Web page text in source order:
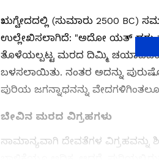
ಋಗ್ವೇದದಲ್ಲಿ (ಸುಮಾರು 2500
ಉಲ್ಲೇಖಿಸಲಾಗಿದೆ: "ಅದೋ ಯತ್ ದರು
ತೊಳೆಯಲ್ಪಟ್ಟ ಮರದ ದಿಮ್ಮಿ ಚಯಾಪಚಯ
ಬಳಸಲಾಯಿತು. ನಂತರ ಅದನ್ನು
ಪುರಿಯ ಜಗನ್ನಾಥನನ್ನು
ಬೇವಿನ ಮರದ ವಿಗ್ರಹಗಳು
ಸಾಮಾನ್ಯವಾಗಿ ದೇವತೆಗಳ ವಿಗ್ರಹವನ್ನು